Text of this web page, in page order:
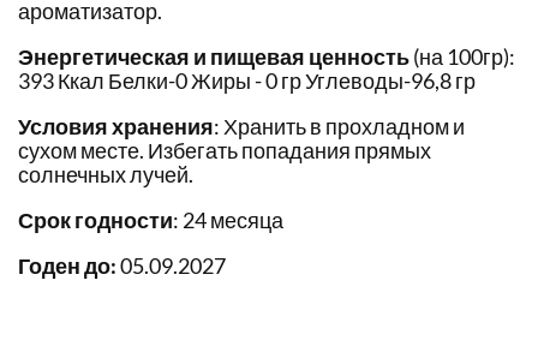
ароматизатор.
Энергетическая и пищевая ценность(на 100гр):
393 Ккал Белки-0 Жиры - 0 гр Углеводы-96,8 гр
Условия хранения: Хранить в прохладном и
сухом месте. Избегать попадания прямых
солнечных лучей.
Срок годности: 24 месяца
Годен до:05.09.2027